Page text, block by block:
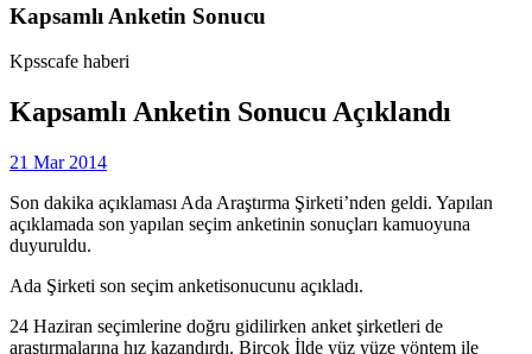
Kapsamlı Anketin Sonucu
Kpsscafe haberi
Kapsamlı Anketin Sonucu Açıklandı
21 Mar 2014
Son dakika açıklaması Ada Araştırma Şirketi’nden geldi. Yapılan
açıklamada son yapılan seçim anketinin sonuçları kamuoyuna
duyuruldu.
Ada Şirketi son seçim anketisonucunu açıkladı.
24 Haziran seçimlerine doğru gidilirken anket şirketleri de
araştırmalarına hız kazandırdı. Birçok İlde yüz yüze yöntem ile